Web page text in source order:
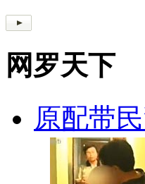
网罗天下
原配带